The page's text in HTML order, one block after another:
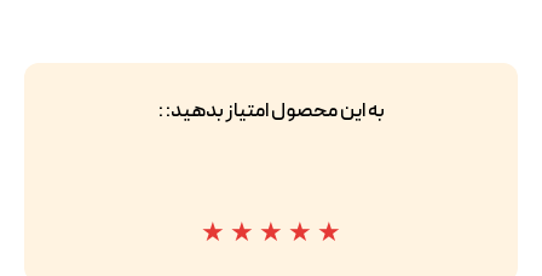
به این محصول امتیاز بدهید: :
★ ★ ★ ★ ★